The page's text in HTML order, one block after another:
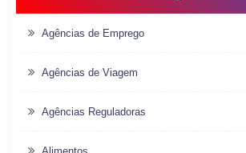
Agências de Emprego
Agências de Viagem
Agências Reguladoras